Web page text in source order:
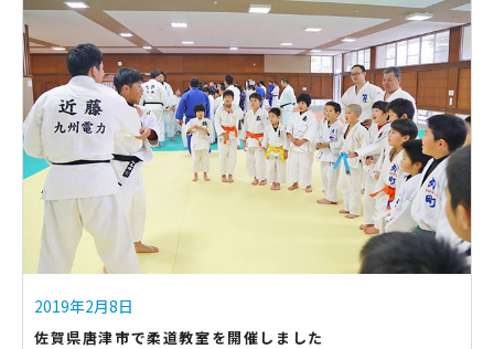
2019年2月8日
佐賀県唐津市で柔道教室を開催しました